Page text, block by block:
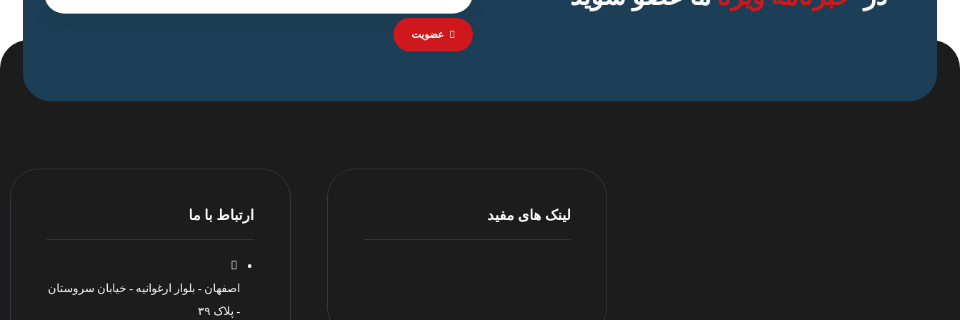
عضویت
لینک های مفید ارتباط با ما
اصفهان - بلوار ارغوانیه - خیابان سروستان
- پلاک ۳۹